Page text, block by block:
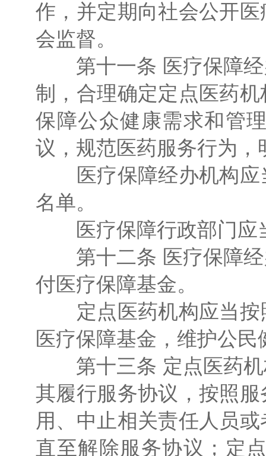
作，并定期向社会公开
会监督。
第十一条 医疗保障经
制，合理确定定点医药
保障公众健康需求和管
议，规范医药服务行为
医疗保障经办机构应
名单。
医疗保障行政部门应
第十二条 医疗保障经
付医疗保障基金。
定点医药机构应当按
医疗保障基金，维护公民
第十三条 定点医药机
其履行服务协议，按照
用、中止相关责任人员
直至解除服务协议；定